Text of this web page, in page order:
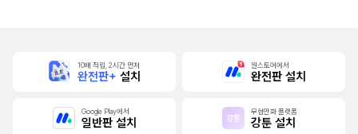
10배 적립, 2시간 먼저
완전판+ 설치
원스토어에서
완전판 설치
Google Play에서
일반판 설치
무협만화 플랫폼
강툰 설치